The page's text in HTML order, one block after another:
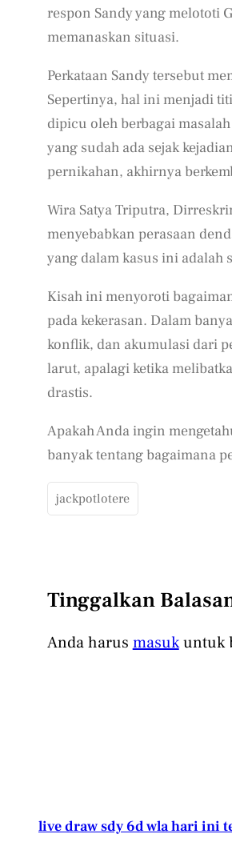
respon Sandy yang melototi
memanaskan situasi.
Perkataan Sandy tersebut
Sepertinya, hal ini menjadi
dipicu oleh berbagai
yang sudah ada sejak
pernikahan, akhirnya
Wira Satya Triputra,
menyebabkan perasaan
yang dalam kasus ini adalah
Kisah ini menyoroti
pada kekerasan. Dalam
konflik, dan akumulasi dari
larut, apalagi ketika
drastis.
Apakah Anda ingin
banyak tentang bagaimana
jackpotlotere
Tinggalkan
Anda harusmasukuntuk
live draw sdy 6d wla hari ini